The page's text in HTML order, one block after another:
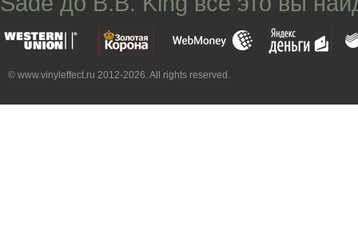
© www.vinyleffect.ru 2012-2026. All rights reserved.